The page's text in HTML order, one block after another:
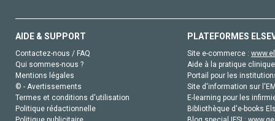
AIDE & SUPPORT
Contactez-nous / FAQ
Qui sommes-nous ?
Mentions légales
© - Avertissements
Termes et conditions d'utilisation
Politique rédactionnelle
PLATEFORMES
Site e-commerce :
Aide à la pratique
Portail pour les
Site d'information sur
E-learning pour les
Bibliothèque d'e-books